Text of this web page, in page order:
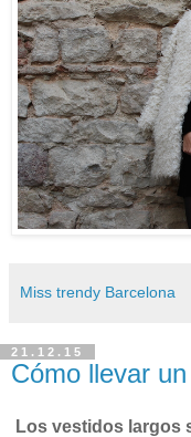
Miss trendy Barcelona
21.12.15
Cómo llevar
Los vestidos largos